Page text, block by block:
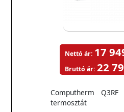
Computherm
termosztát
Nettó ár: 17
Bruttó ár: 22